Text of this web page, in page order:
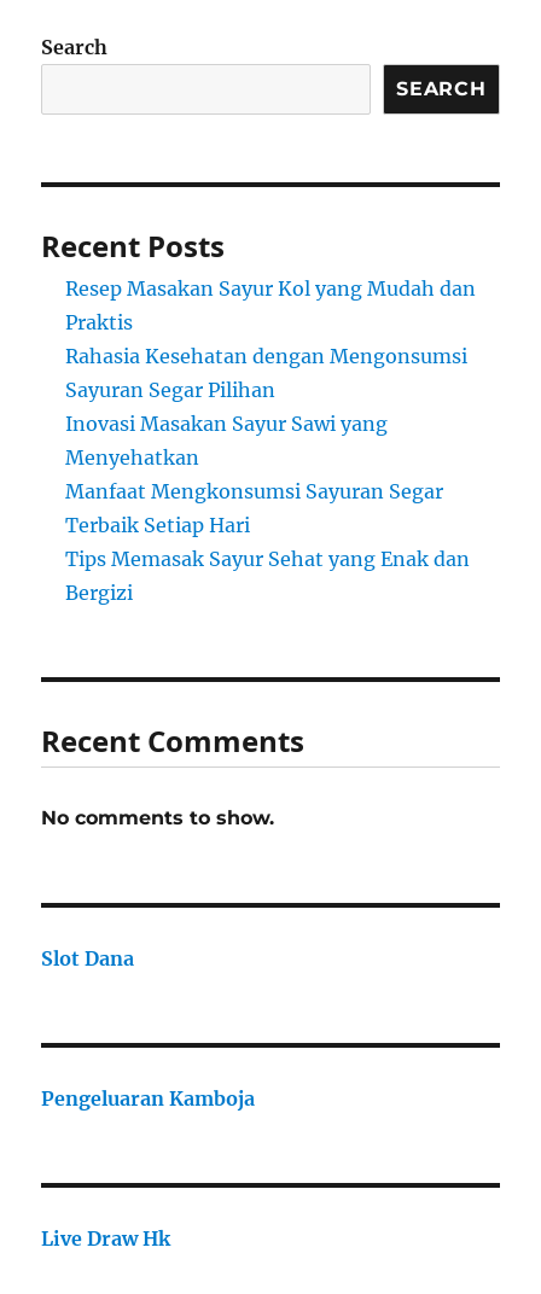
Search
SEARCH
Recent Posts
Resep Masakan Sayur Kol yang Mudah dan
Praktis
Rahasia Kesehatan dengan Mengonsumsi
Sayuran Segar Pilihan
Inovasi Masakan Sayur Sawi yang
Menyehatkan
Manfaat Mengkonsumsi Sayuran Segar
Terbaik Setiap Hari
Tips Memasak Sayur Sehat yang Enak dan
Bergizi
Recent Comments
No comments to show.
Slot Dana
Pengeluaran Kamboja
Live Draw Hk